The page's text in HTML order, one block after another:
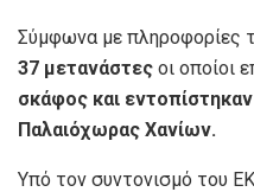
Σύμφωνα με πληροφορίες
37 μετανάστες οι οποίοι
σκάφος και εντοπίστηκαν
Παλαιόχωρας Χανίων.
Υπό τον συντονισμό του